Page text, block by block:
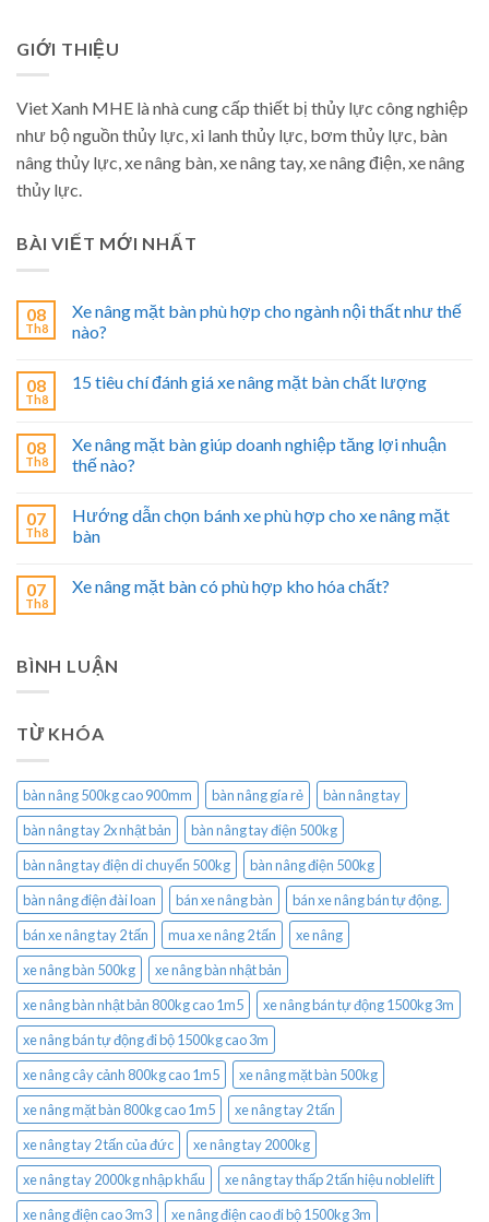
GIỚI THIỆU
Viet Xanh MHE là nhà cung cấp thiết bị thủy lực công nghiệp
như bộ nguồn thủy lực, xi lanh thủy lực, bơm thủy lực, bàn
nâng thủy lực, xe nâng bàn, xe nâng tay, xe nâng điện, xe nâng
thủy lực.
BÀI VIẾT MỚI NHẤT
08
Th8
Xe nâng mặt bàn phù hợp cho ngành nội thất như thế
nào?
08
Th8
15 tiêu chí đánh giá xe nâng mặt bàn chất lượng
08
Th8
Xe nâng mặt bàn giúp doanh nghiệp tăng lợi nhuận
thế nào?
07
Th8
Hướng dẫn chọn bánh xe phù hợp cho xe nâng mặt
bàn
07
Th8
Xe nâng mặt bàn có phù hợp kho hóa chất?
BÌNH LUẬN
TỪ KHÓA
bàn nâng 500kg cao 900mm bàn nâng gía rẻ
bàn nâng tay
bàn nâng tay 2x nhật bản
bàn nâng tay điện 500kg
bàn nâng tay điện di chuyển 500kg
bàn nâng điện 500kg
bàn nâng điện đài loan
bán xe nâng bàn
bán xe nâng bán tự động.
bán xe nâng tay 2 tấn
mua xe nâng 2 tấn
xe nâng
xe nâng bàn 500kg
xe nâng bàn nhật bản
xe nâng bàn nhật bản 800kg cao 1m5
xe nâng bán tự động 1500kg 3m
xe nâng bán tự động đi bộ 1500kg cao 3m
xe nâng cây cảnh 800kg cao 1m5
xe nâng mặt bàn 500kg
xe nâng mặt bàn 800kg cao 1m5
xe nâng tay 2 tấn
xe nâng tay 2 tấn của đức
xe nâng tay 2000kg
xe nâng tay 2000kg nhập khẩu
xe nâng tay thấp 2 tấn hiệu noblelift
xe nâng điện cao 3m3
xe nâng điện cao đi bộ 1500kg 3m